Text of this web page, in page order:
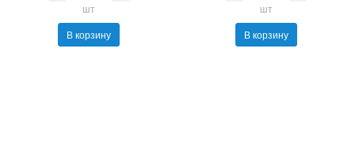
шт
В корзину
шт
В корзину